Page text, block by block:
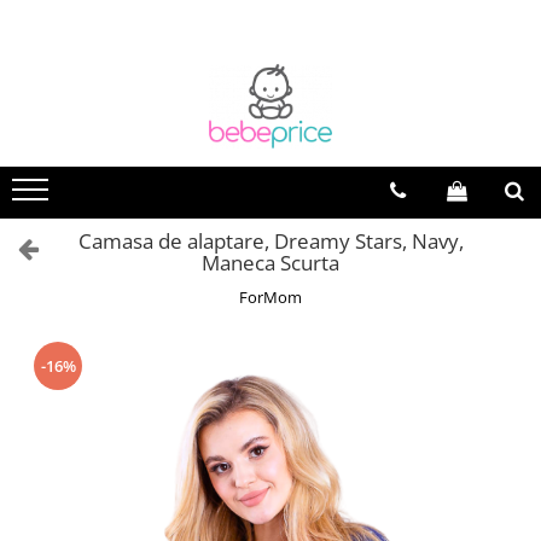
Camasa de alaptare, Dreamy Stars, Navy,
Maneca Scurta
ForMom
-16%